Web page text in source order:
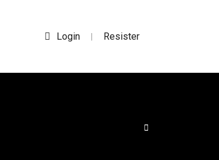
Login | Resister